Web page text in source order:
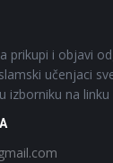
prikupi i objavi
učenjaci
izborniku na linku